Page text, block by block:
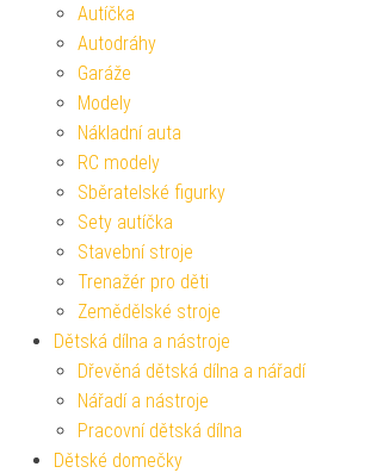
Autíčka
Autodráhy
Garáže
Modely
Nákladní auta
RC modely
Sběratelské figurky
Sety autíčka
Stavební stroje
Trenažér pro děti
Zemědělské stroje
Dětská dílna a nástroje
Dřevěná dětská dílna a nářadí
Nářadí a nástroje
Pracovní dětská dílna
Dětské domečky